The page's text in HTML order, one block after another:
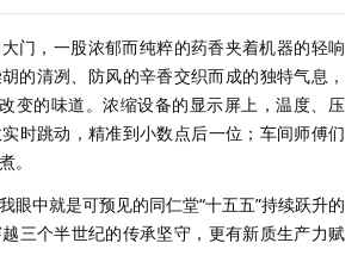
门，一股浓郁而纯粹的药香夹着机器的轻响
清冽、防风的辛香交织而成的独特气息，
变的味道。浓缩设备的显示屏上，温度、压
时跳动，精准到小数点后一位；车间师傅们
。
眼中就是可预见的同仁堂“十五五”持续跃升的
三个半世纪的传承坚守，更有新质生产力赋